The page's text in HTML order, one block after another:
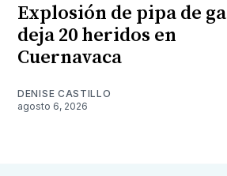
Explosión de pipa de
deja 20 heridos en
Cuernavaca
DENISE CASTILLO
agosto 6, 2026